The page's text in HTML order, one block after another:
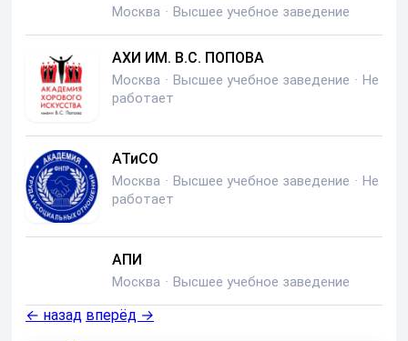
Москва · Высшее учебное заведение
АХИ ИМ. В.С. ПОПОВА
Москва · Высшее учебное заведение · Не
работает
АТиСО
Москва · Высшее учебное заведение · Не
работает
АПИ
Москва · Высшее учебное заведение
← назад вперёд →